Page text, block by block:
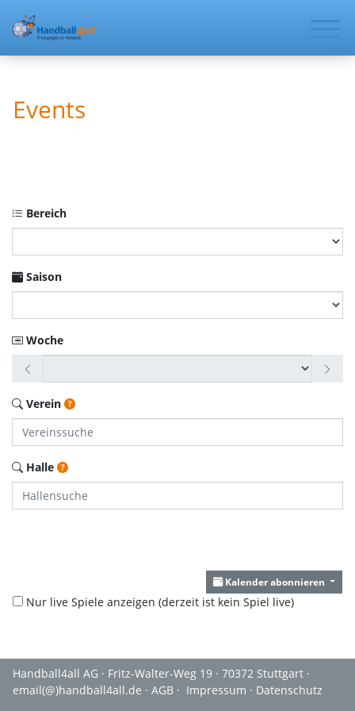
Events
Bereich
Saison
Woche
Verein
Halle
Kalender abonnieren
Nur live Spiele anzeigen (derzeit ist kein Spiel live)
Handball4all AG · Fritz-Walter-Weg 19 · 70372 Stuttgart ·
email(@)handball4all.de · AGB · Impressum · Datenschutz